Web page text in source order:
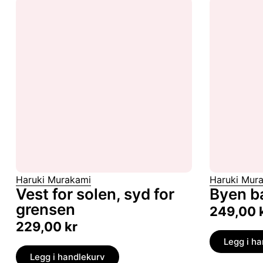
Haruki Murakami
Vest for solen, syd for
grensen
229,00 kr
Legg i handlekurv
Haruki
Byen
249,00
Legg i